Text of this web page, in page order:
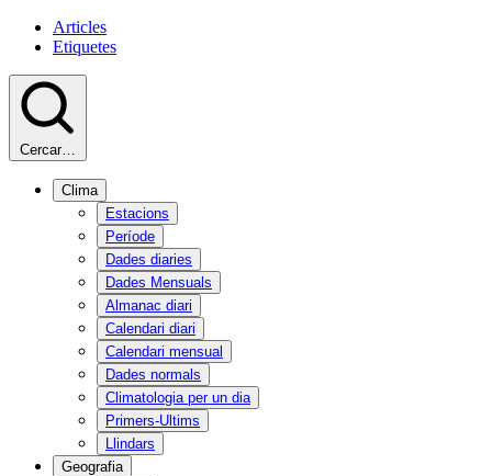
Articles
Etiquetes
Cercar…
Clima
Estacions
Període
Dades diaries
Dades Mensuals
Almanac diari
Calendari diari
Calendari mensual
Dades normals
Climatologia per un dia
Primers-Ultims
Llindars
Geografia